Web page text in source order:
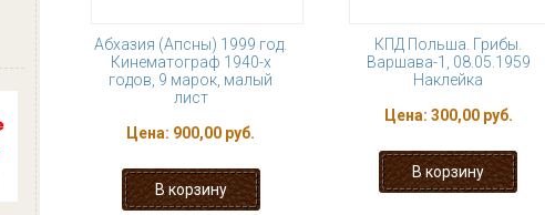
Абхазия (Апсны) 1999 год.
Кинематограф 1940-х
годов, 9 марок, малый
лист
Цена: 900,00 руб.
КПД Польша. Грибы.
Варшава-1, 08.05.1959
Наклейка
Цена: 300,00 руб.